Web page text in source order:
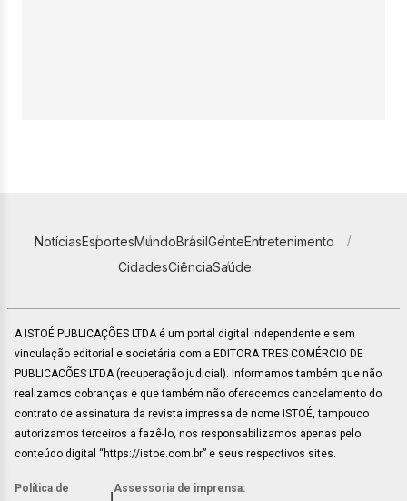
NotíciasEsportesMundoBrasilGenteEntretenimento
CidadesCiênciaSaúde
A ISTOÉ PUBLICAÇÕES LTDA é um portal digital independente e sem
vinculação editorial e societária com a EDITORA TRES COMÉRCIO DE
PUBLICACÕES LTDA (recuperação judicial). Informamos também que não
realizamos cobranças e que também não oferecemos cancelamento do
contrato de assinatura da revista impressa de nome ISTOÉ, tampouco
autorizamos terceiros a fazê-lo, nos responsabilizamos apenas pelo
conteúdo digital “https://istoe.com.br” e seus respectivos sites.
Política de Assessoria de imprensa: